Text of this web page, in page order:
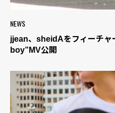
NEWS
jjean、sheidAをフィーチ
boy”MV公開